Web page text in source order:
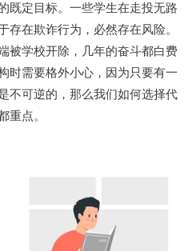
既定目标。一些学生在走投无路
存在欺诈行为，必然存在风险。
被学校开除，几年的奋斗都白费
时需要格外小心，因为只要有一
不可逆的，那么我们如何选择代
重点。